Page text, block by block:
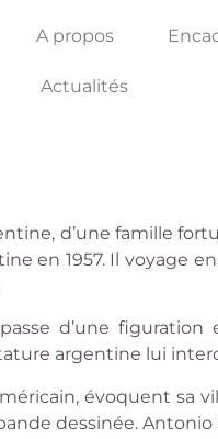
A propos
Actualités
d’une famille
en 1957. Il voyage
d’une
argentine lui
évoquent sa
dessinée. Antonio